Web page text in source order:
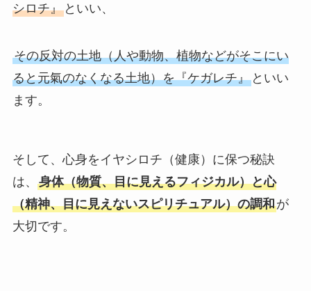
シロチ』といい、
その反対の土地（人や動物、植物などがそこにい
ると元氣のなくなる土地）を『ケガレチ』といい
ます。
そして、心身をイヤシロチ（健康）に保つ秘訣
は、 身体（物質、目に見えるフィジカル）と心
（精神、目に見えないスピリチュアル）の調和が
大切です。